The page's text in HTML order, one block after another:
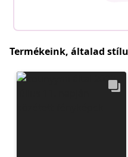
Termékeink, általad